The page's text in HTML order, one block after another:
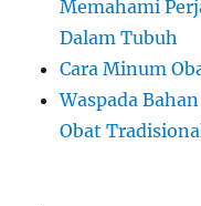
Memahami
Dalam Tubuh
Cara Minum
Waspada
Obat